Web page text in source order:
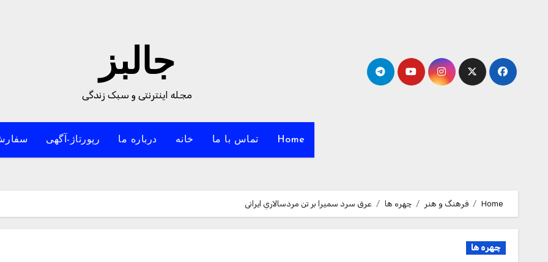
جالبز
مجله اینترنتی و سبک زندگی
Home تماس با ما خانه درباره ما رپورتاژ-آگهی
Home فرهنگ و هنر چهره ها عرق سرد سمیرا بر تن مردسالاریِ ایرانی
چهره ها